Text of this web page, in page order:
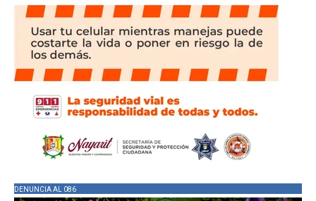
DENUNCIA AL 086